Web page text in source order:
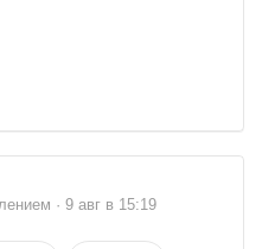
· 9 авг в 15:19